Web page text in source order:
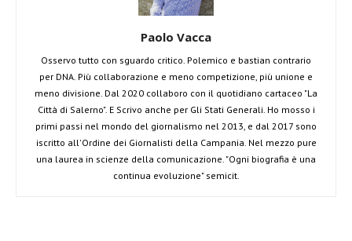
Paolo Vacca
Osservo tutto con sguardo critico. Polemico e bastian contrario
per DNA. Più collaborazione e meno competizione, più unione e
meno divisione. Dal 2020 collaboro con il quotidiano cartaceo "La
Città di Salerno". E Scrivo anche per Gli Stati Generali. Ho mosso i
primi passi nel mondo del giornalismo nel 2013, e dal 2017 sono
iscritto all'Ordine dei Giornalisti della Campania. Nel mezzo pure
una laurea in scienze della comunicazione. "Ogni biografia è una
continua evoluzione" semicit.